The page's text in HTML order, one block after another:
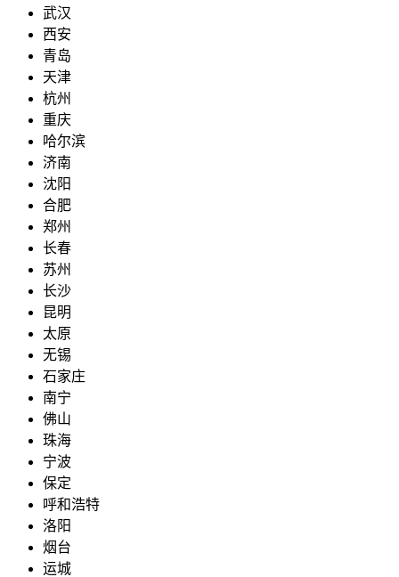
武汉
西安
青岛
天津
杭州
重庆
哈尔滨
济南
沈阳
合肥
郑州
长春
苏州
长沙
昆明
太原
无锡
石家庄
南宁
佛山
珠海
宁波
保定
呼和浩特
洛阳
烟台
运城